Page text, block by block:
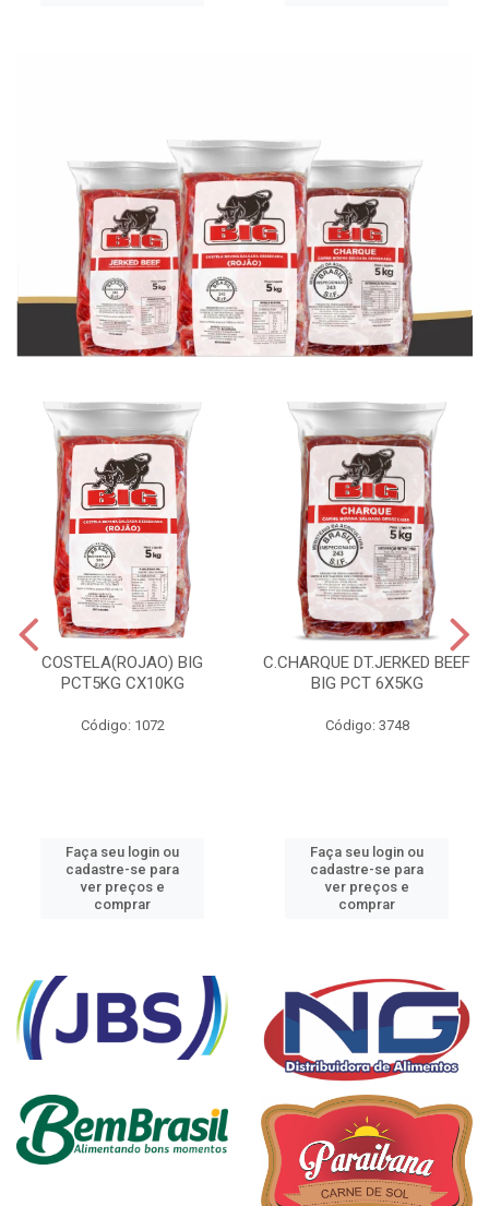
COSTELA(ROJAO) BIG
PCT5KG CX10KG
Código: 1072
Faça seu login ou
cadastre-se para
ver preços e
comprar
C.CHARQUE DT.JERKED BEEF
BIG PCT 6X5KG
Código: 3748
Faça seu login ou
cadastre-se para
ver preços e
comprar